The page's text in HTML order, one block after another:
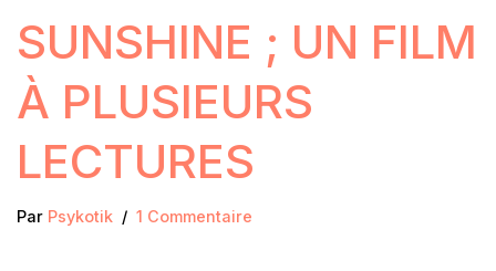
SUNSHINE ; UN FILM
À PLUSIEURS
LECTURES
Par Psykotik 1 Commentaire